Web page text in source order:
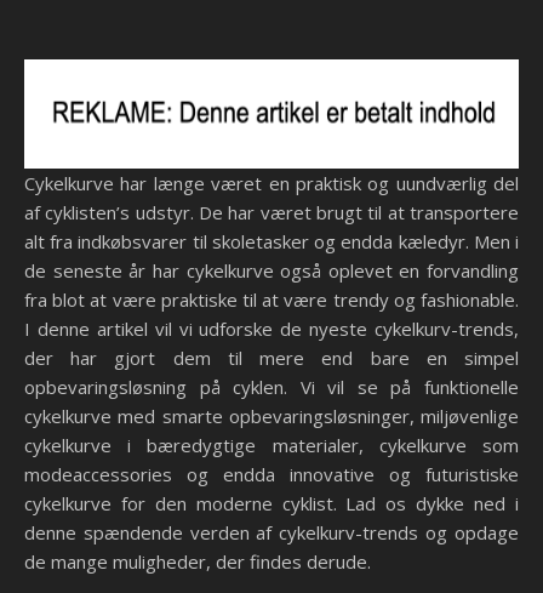
Cykelkurve har længe været en praktisk og uundværlig del
af cyklisten’s udstyr. De har været brugt til at transportere
alt fra indkøbsvarer til skoletasker og endda kæledyr. Men i
de seneste år har cykelkurve også oplevet en forvandling
fra blot at være praktiske til at være trendy og fashionable.
I denne artikel vil vi udforske de nyeste cykelkurv-trends,
der har gjort dem til mere end bare en simpel
opbevaringsløsning på cyklen. Vi vil se på funktionelle
cykelkurve med smarte opbevaringsløsninger, miljøvenlige
cykelkurve i bæredygtige materialer, cykelkurve som
modeaccessories og endda innovative og futuristiske
cykelkurve for den moderne cyklist. Lad os dykke ned i
denne spændende verden af cykelkurv-trends og opdage
de mange muligheder, der findes derude.